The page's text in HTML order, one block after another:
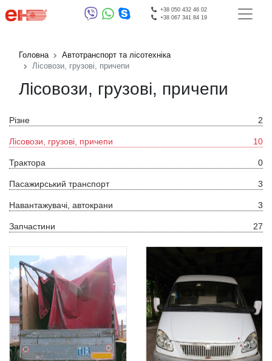
+38 050 432 46 02
+38 067 341 84 19
Головна
Автотранспорт та лісотехніка
Лісовози, грузові, причепи
Лісовози, грузові, причепи
Різне 2
Лісовози, грузові, причепи 10
Трактора 0
Пасажирський транспорт 3
Навантажувачі, автокрани 3
Запчастини 27